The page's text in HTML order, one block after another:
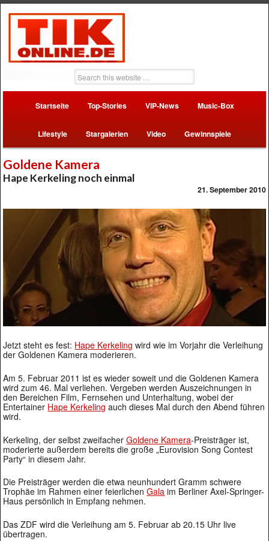
Startseite Top-Stories VIP-News Music-Box
Lifestyle Stargalerien Video Gewinnspiele
Goldene Kamera
Hape Kerkeling noch einmal
21. September 2010
Jetzt steht es fest: Hape Kerkeling wird wie im Vorjahr die Verleihung
der Goldenen Kamera moderieren.
Am 5. Februar 2011 ist es wieder soweit und die Goldenen Kamera
wird zum 46. Mal verliehen. Vergeben werden Auszeichnungen in
den Bereichen Film, Fernsehen und Unterhaltung, wobei der
Entertainer Hape Kerkeling auch dieses Mal durch den Abend führen
wird.
Kerkeling, der selbst zweifacherGoldene Kamera-Preisträger ist,
moderierte außerdem bereits die große „Eurovision Song Contest
Party“ in diesem Jahr.
Die Preisträger werden die etwa neunhundert Gramm schwere
Trophäe im Rahmen einer feierlichenGala im Berliner Axel-Springer-
Haus persönlich in Empfang nehmen.
Das ZDF wird die Verleihung am 5. Februar ab 20.15 Uhr live
übertragen.